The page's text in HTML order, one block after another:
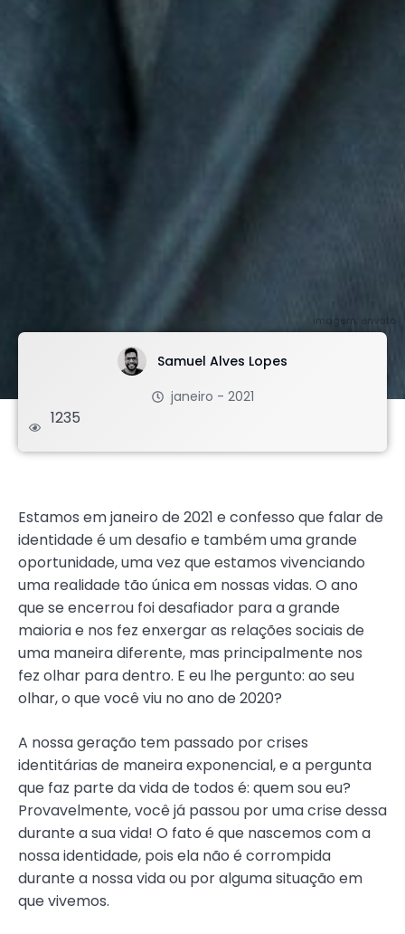
imagem: envato
Samuel Alves Lopes
janeiro - 2021
1235
Estamos em janeiro de 2021 e confesso que falar de
identidade é um desafio e também uma grande
oportunidade, uma vez que estamos vivenciando
uma realidade tão única em nossas vidas. O ano
que se encerrou foi desafiador para a grande
maioria e nos fez enxergar as relações sociais de
uma maneira diferente, mas principalmente nos
fez olhar para dentro. E eu lhe pergunto: ao seu
olhar, o que você viu no ano de 2020?
A nossa geração tem passado por crises
identitárias de maneira exponencial, e a pergunta
que faz parte da vida de todos é: quem sou eu?
Provavelmente, você já passou por uma crise dessa
durante a sua vida! O fato é que nascemos com a
nossa identidade, pois ela não é corrompida
durante a nossa vida ou por alguma situação em
que vivemos.